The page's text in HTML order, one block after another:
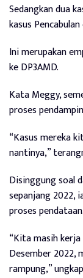
Sedangkan dua
kasus
Ini merupakan
ke DP3AMD.
Kata Meggy,
proses
“Kasus mereka
nantinya,”
Disinggung soal
sepanjang 2022,
proses pendataan.
“Kita masih
Desember 2022,
rampung,”